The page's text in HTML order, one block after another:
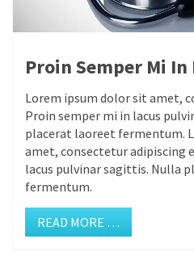
Proin Semper Mi In
Lorem ipsum dolor sit amet,
Proin semper mi in lacus
placerat laoreet fermentum.
amet, consectetur adipiscing
lacus pulvinar sagittis. Nulla
fermentum.
READ MORE …